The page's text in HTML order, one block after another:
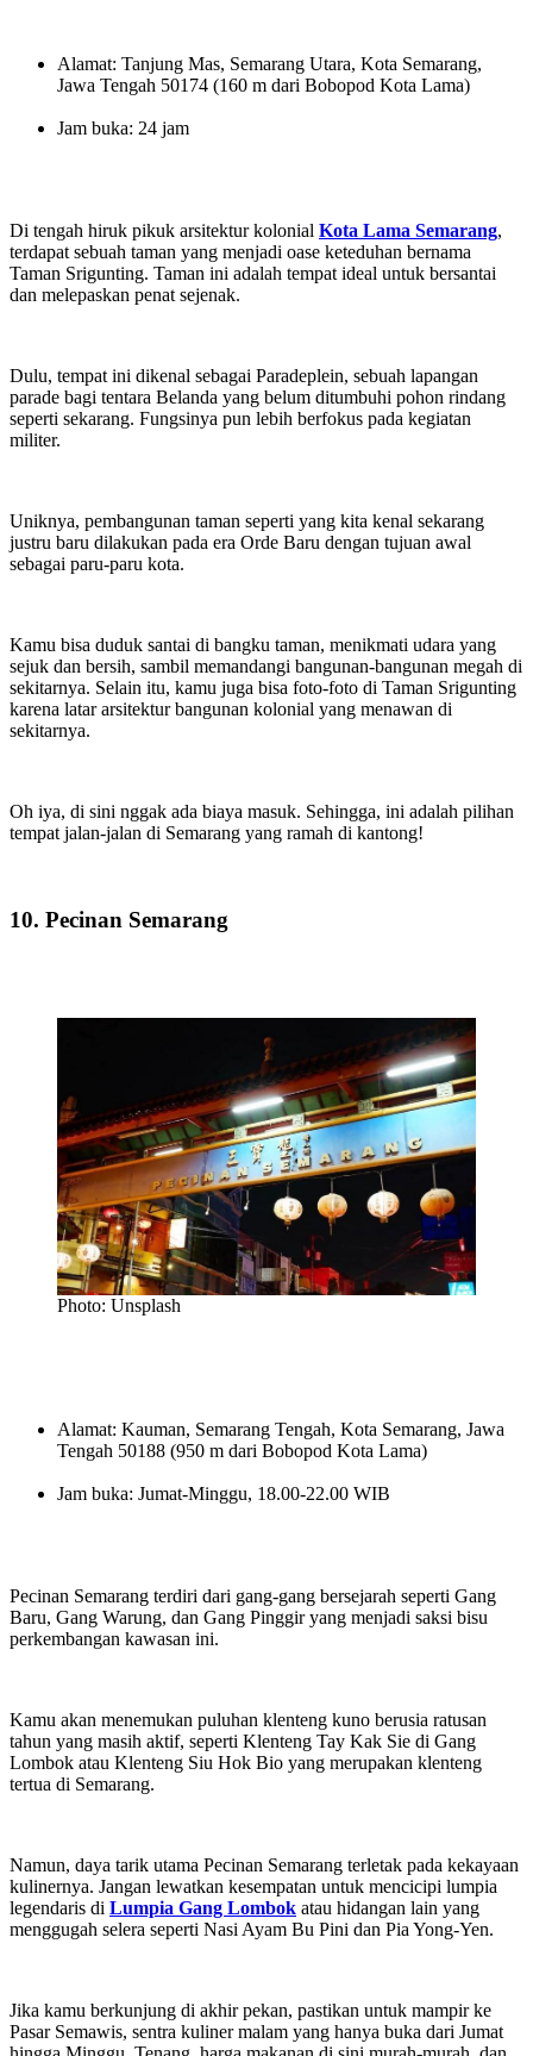
Alamat: Tanjung Mas, Semarang Utara, Kota Semarang,
Jawa Tengah 50174 (160 m dari Bobopod Kota Lama)
Jam buka: 24 jam
Di tengah hiruk pikuk arsitektur kolonial Kota Lama Semarang,
terdapat sebuah taman yang menjadi oase keteduhan bernama
Taman Srigunting. Taman ini adalah tempat ideal untuk bersantai
dan melepaskan penat sejenak.
Dulu, tempat ini dikenal sebagai Paradeplein, sebuah lapangan
parade bagi tentara Belanda yang belum ditumbuhi pohon rindang
seperti sekarang. Fungsinya pun lebih berfokus pada kegiatan
militer.
Uniknya, pembangunan taman seperti yang kita kenal sekarang
justru baru dilakukan pada era Orde Baru dengan tujuan awal
sebagai paru-paru kota.
Kamu bisa duduk santai di bangku taman, menikmati udara yang
sejuk dan bersih, sambil memandangi bangunan-bangunan megah di
sekitarnya. Selain itu, kamu juga bisa foto-foto di Taman Srigunting
karena latar arsitektur bangunan kolonial yang menawan di
sekitarnya.
Oh iya, di sini nggak ada biaya masuk. Sehingga, ini adalah pilihan
tempat jalan-jalan di Semarang yang ramah di kantong!
10. Pecinan Semarang
Photo: Unsplash
Alamat: Kauman, Semarang Tengah, Kota Semarang, Jawa
Tengah 50188 (950 m dari Bobopod Kota Lama)
Jam buka: Jumat-Minggu, 18.00-22.00 WIB
Pecinan Semarang terdiri dari gang-gang bersejarah seperti Gang
Baru, Gang Warung, dan Gang Pinggir yang menjadi saksi bisu
perkembangan kawasan ini.
Kamu akan menemukan puluhan klenteng kuno berusia ratusan
tahun yang masih aktif, seperti Klenteng Tay Kak Sie di Gang
Lombok atau Klenteng Siu Hok Bio yang merupakan klenteng
tertua di Semarang.
Namun, daya tarik utama Pecinan Semarang terletak pada kekayaan
kulinernya. Jangan lewatkan kesempatan untuk mencicipi lumpia
legendaris di Lumpia Gang Lombok atau hidangan lain yang
menggugah selera seperti Nasi Ayam Bu Pini dan Pia Yong-Yen.
Jika kamu berkunjung di akhir pekan, pastikan untuk mampir ke
Pasar Semawis, sentra kuliner malam yang hanya buka dari Jumat